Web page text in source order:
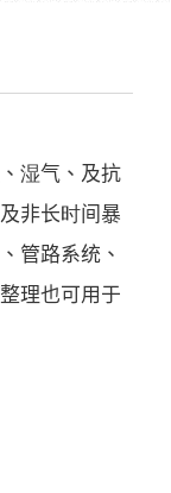
湿气、及抗
非长时间暴
管路系统、
理也可用于